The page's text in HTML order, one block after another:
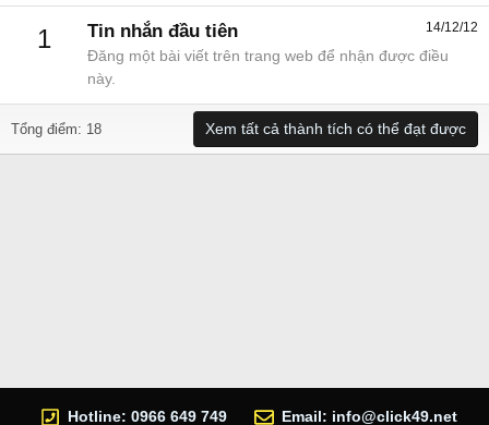
1 14/12/12
Tin nhắn đầu tiên
Đăng một bài viết trên trang web để nhận được điều
này.
Tổng điểm: 18 Xem tất cả thành tích có thể đạt được
Hotline: 0966 649 749
Email: info@click49.net